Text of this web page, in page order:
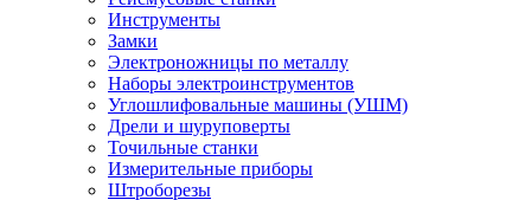
Инструменты
Замки
Электроножницы по металлу
Наборы электроинструментов
Углошлифовальные машины (УШМ)
Дрели и шуруповерты
Точильные станки
Измерительные приборы
Штроборезы